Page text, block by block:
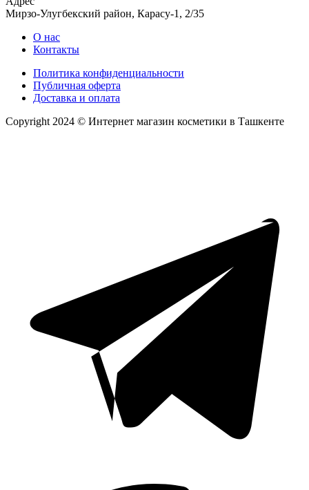
Мирзо-Улугбекский район, Карасу-1, 2/35
О нас
Контакты
Политика конфиденциальности
Публичная оферта
Доставка и оплата
Copyright 2024 © Интернет магазин косметики в Ташкенте